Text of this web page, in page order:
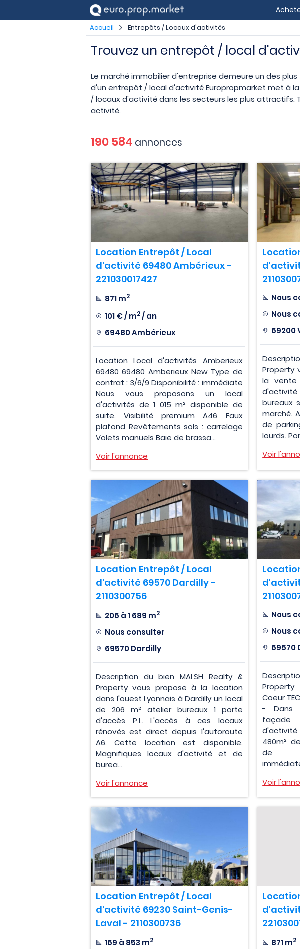
Accueil Entrepôts / Locaux d'activités
Trouvez un entrepôt / local
Le marché immobilier d'entreprise demeure un des
d'un entrepôt / local d'activité Europropmarket met à
/ locaux d'activité dans les secteurs les plus
activité.
190 584 annonces
Location Entrepôt / Local
d'activité 69480 Ambérieux -
221030017427
871 m2
101 € / m2/ an
69480 Ambérieux
Location Local d'activités Amberieux
69480 69480 Amberieux New Type de
contrat : 3/6/9 Disponibilité : immédiate
Nous vous proposons un local
d'activités de 1 015 m² disponible de
suite. Visibilité premium A46 Faux
plafond Revêtements sols : carrelage
Volets manuels Baie de brassa...
Voir l'annonce
Nous
Nous
69200
Property
la
d'activité
bureaux
marché.
de
lourds.
Voir
Location Entrepôt / Local
d'activité 69570 Dardilly -
2110300756
206 à 1 689 m2
Nous consulter
69570 Dardilly
Description du bien MALSH Realty &
Property vous propose à la location
dans l'ouest Lyonnais à Dardilly un local
de 206 m² atelier bureaux 1 porte
d'accès P.L. L'accès à ces locaux
rénovés est direct depuis l'autoroute
A6. Cette location est disponible.
Magnifiques locaux d'activité et de
burea...
Voir l'annonce
Nous
Nous
69570
Coeur
- Dans
façade
480m²
de
Voir
Location Entrepôt / Local
d'activité 69230 Saint-Genis-
Laval - 2110300736
169 à 853 m2 871 m2